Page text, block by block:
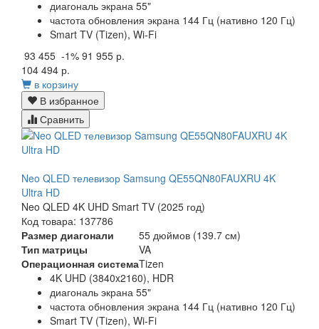
диагональ экрана 55"
частота обновления экрана 144 Гц (нативно 120 Гц)
Smart TV (Tizen), Wi-Fi
93 455 -1% 91 955 р.
104 494 р.
в корзину
В избранное
Сравнить
Neo QLED телевизор Samsung QE55QN80FAUXRU 4K
Ultra HD
Neo QLED 4K UHD Smart TV (2025 год)
Код товара: 137786
Размер диагонали
55 дюймов (139.7 см)
Тип матрицы
VA
Операционная системаTizen
4K UHD (3840x2160), HDR
диагональ экрана 55"
частота обновления экрана 144 Гц (нативно 120 Гц)
Smart TV (Tizen), Wi-Fi